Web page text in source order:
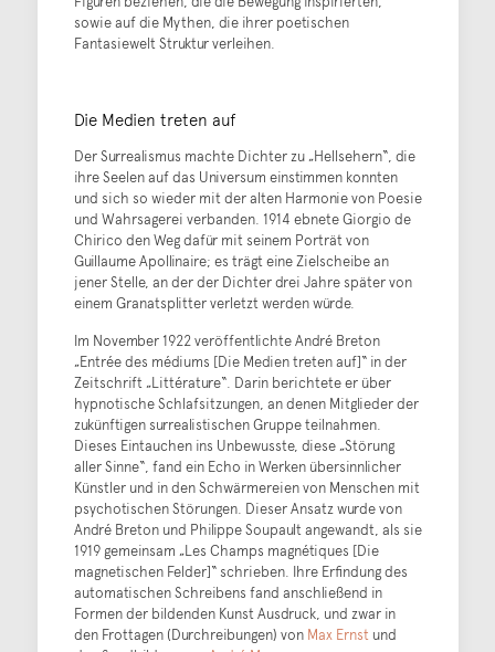
sowie auf die Mythen, die ihrer poetischen
Fantasiewelt Struktur verleihen.
Die Medien treten auf
Der Surrealismus machte Dichter zu „Hellsehern“, die
ihre Seelen auf das Universum einstimmen konnten
und sich so wieder mit der alten Harmonie von Poesie
und Wahrsagerei verbanden. 1914 ebnete Giorgio de
Chirico den Weg dafür mit seinem Porträt von
Guillaume Apollinaire; es trägt eine Zielscheibe an
jener Stelle, an der der Dichter drei Jahre später von
einem Granatsplitter verletzt werden würde.
Im November 1922 veröffentlichte André Breton
„Entrée des médiums [Die Medien treten auf]“ in der
Zeitschrift „Littérature“. Darin berichtete er über
hypnotische Schlafsitzungen, an denen Mitglieder der
zukünftigen surrealistischen Gruppe teilnahmen.
Dieses Eintauchen ins Unbewusste, diese „Störung
aller Sinne“, fand ein Echo in Werken übersinnlicher
Künstler und in den Schwärmereien von Menschen mit
psychotischen Störungen. Dieser Ansatz wurde von
André Breton und Philippe Soupault angewandt, als sie
1919 gemeinsam „Les Champs magnétiques [Die
magnetischen Felder]“ schrieben. Ihre Erfindung des
automatischen Schreibens fand anschließend in
Formen der bildenden Kunst Ausdruck, und zwar in
den Frottagen (Durchreibungen) von Max Ernstund